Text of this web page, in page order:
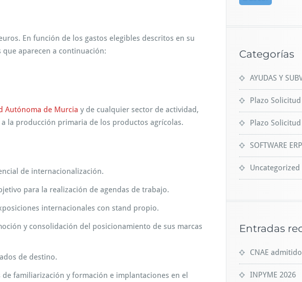
En función de los gastos elegibles descritos en su
aparecen a continuación:
Autónoma de Murcia y de cualquier sector de actividad,
la producción primaria de los productos agrícolas.
de internacionalización.
para la realización de agendas de trabajo.
internacionales con stand propio.
y consolidación del posicionamiento de sus marcas
de destino.
de familiarización y formación e implantaciones en el
Categorías
AYUDAS Y
Plazo
Plazo
SOFTWARE ERP
Uncategorized
Entradas
CNAE
INPYME 2026